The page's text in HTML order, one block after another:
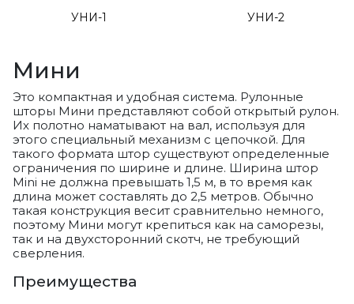
УНИ-1 УНИ-2
Мини
Это компактная и удобная система. Рулонные
шторы Мини представляют собой открытый рулон.
Их полотно наматывают на вал, используя для
этого специальный механизм с цепочкой. Для
такого формата штор существуют определенные
ограничения по ширине и длине. Ширина штор
Mini не должна превышать 1,5 м, в то время как
длина может составлять до 2,5 метров. Обычно
такая конструкция весит сравнительно немного,
поэтому Мини могут крепиться как на саморезы,
так и на двухсторонний скотч, не требующий
сверления.
Преимущества